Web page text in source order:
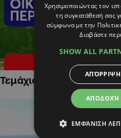
Τεμάχια Γης σε
Χρησιμοποιώντας τον
τη συγκατάθεσή σας
σύμφωνα με την
Διαβάστε
SHOW ALL
ΑΠΟΔΟΧΉ
ΕΜΦΆΝΙΣΗ